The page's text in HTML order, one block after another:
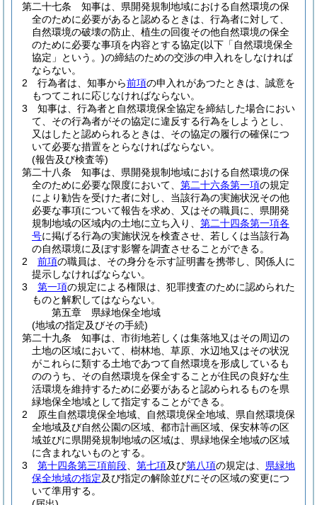
第二十七条
知事は、県開発規制地域における自然環境の保
全のために必要があると認めるときは、行為者に対して、
自然環境の破壊の防止、植生の回復その他自然環境の保全
のために必要な事項を内容とする協定(以下「自然環境保全
協定」という。)の締結のための交渉の申入れをしなければ
ならない。
2
行為者は、知事から前項の申入れがあつたときは、誠意を
もつてこれに応じなければならない。
3
知事は、行為者と自然環境保全協定を締結した場合におい
て、その行為者がその協定に違反する行為をしようとし、
又はしたと認められるときは、その協定の履行の確保につ
いて必要な措置をとらなければならない。
(報告及び検査等)
第二十八条
知事は、県開発規制地域における自然環境の保
全のために必要な限度において、 第二十六条第一項の規定
により勧告を受けた者に対し、当該行為の実施状況その他
必要な事項について報告を求め、又はその職員に、県開発
規制地域の区域内の土地に立ち入り、 第二十四条第一項各
号に掲げる行為の実施状況を検査させ、若しくは当該行為
の自然環境に及ぼす影響を調査させることができる。
2
前項の職員は、その身分を示す証明書を携帯し、関係人に
提示しなければならない。
3
第一項の規定による権限は、犯罪捜査のために認められた
ものと解釈してはならない。
第五章
県緑地保全地域
(地域の指定及びその手続)
第二十九条
知事は、市街地若しくは集落地又はその周辺の
土地の区域において、樹林地、草原、水辺地又はその状況
がこれらに類する土地であつて自然環境を形成しているも
ののうち、その自然環境を保全することが住民の良好な生
活環境を維持するために必要があると認められるものを県
緑地保全地域として指定することができる。
2
原生自然環境保全地域、自然環境保全地域、県自然環境保
全地域及び自然公園の区域、都市計画区域、保安林等の区
域並びに県開発規制地域の区域は、県緑地保全地域の区域
に含まれないものとする。
3
第十四条第三項前段 第七項及び第八項の規定は、 県緑地
保全地域の指定及び指定の解除並びにその区域の変更につ
いて準用する。